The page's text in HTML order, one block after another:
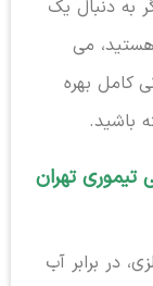
به دنبال یک
می
کامل بهره
باشید.
تهران
در برابر آب